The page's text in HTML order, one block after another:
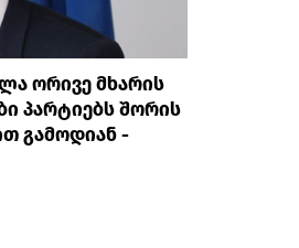
ორივე მხარის
პარტიებს შორის
გამოდიან -